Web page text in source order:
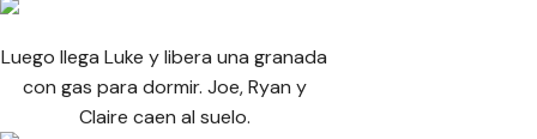
Luego llega Luke y libera una granada
con gas para dormir. Joe, Ryan y
Claire caen al suelo.